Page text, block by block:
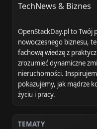
TechNews & Biznes
OpenStackDay.pl to Twój
nowoczesnego biznesu,
fachową wiedzę z
zrozumieć dynamiczne
nieruchomości.
pokazujemy, jak mądrze
życiu i pracy.
TEMATY